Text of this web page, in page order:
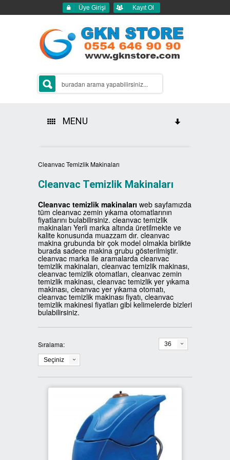
Üye Girişi Kayıt Ol
MENU
GERİ DÖNÜŞÜM ÇÖP KUTULARI
2Lİ GERİ DÖNÜŞÜM KUTULARI
3LÜ GERİ DÖNÜŞÜM KUTULARI
4LÜ GERİ DÖNÜŞÜM KUTULARI
BOYALI GERİ DÖNÜŞÜM
KUTULARI
KUTULARI
PLASTİK GERİ DÖNÜŞÜM
KUTULARI
SIFIR ATIK KUTULARI
İKİLİ SIFIR ATIK KUTULARI
ÜÇLÜ SIFIR ATIK KUTULARI
DÖRTLÜ SIFIR ATIK KUTULARI
DÖNER KAPAK SIFIR ATIK
ATIK KUTUSU FİYATLARI
AHŞAP SIFIR ATIK KUTULARI
ATIK KUTULARI
PEDALLI SIFIR ATIK KUTULARI
BANKA BİLGİLERİ
REFERANSLARIMIZ
İLETİŞİM
Cleanvac Temizlik Makinaları
Cleanvac Temizlik Makinaları
Cleanvac temizlik makinaları web sayfamızda
tüm cleanvac zemin yıkama otomatlarının
fiyatlarını bulabilirsiniz. cleanvac temizlik
makinaları Yerli marka altında üretilmekte ve
kalite konusunda muazzam dır. cleanvac
makina grubunda bir çok model olmakla birlikte
burada sadece makina grubu gösterilmiştir.
cleanvac marka ile aramalarda cleanvac
temizlik makinaları, cleanvac temizlik makinası,
cleanvac temizlik otomatları, cleanvac zemin
temizlik makinası, cleanvac temizlik yer yıkama
makinası, cleanvac yer yıkama otomatı,
cleanvac temizlik makinası fiyatı, cleanvac
temizlik makinesi fiyatları gibi kelimelerde bizleri
bulabilirsiniz.
Sıralama:
Seçiniz
36